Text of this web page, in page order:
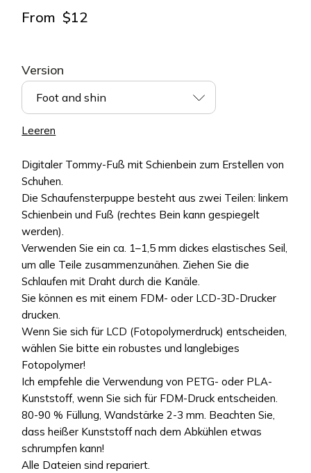
From$12
Version
Foot and shin
Leeren
Digitaler Tommy-Fuß mit Schienbein zum Erstellen von
Schuhen.
Die Schaufensterpuppe besteht aus zwei Teilen: linkem
Schienbein und Fuß (rechtes Bein kann gespiegelt
werden).
Verwenden Sie ein ca. 1–1,5 mm dickes elastisches Seil,
um alle Teile zusammenzunähen. Ziehen Sie die
Schlaufen mit Draht durch die Kanäle.
Sie können es mit einem FDM- oder LCD-3D-Drucker
drucken.
Wenn Sie sich für LCD (Fotopolymerdruck) entscheiden,
wählen Sie bitte ein robustes und langlebiges
Fotopolymer!
Ich empfehle die Verwendung von PETG- oder PLA-
Kunststoff, wenn Sie sich für FDM-Druck entscheiden.
80-90 % Füllung, Wandstärke 2-3 mm. Beachten Sie,
dass heißer Kunststoff nach dem Abkühlen etwas
schrumpfen kann!
Alle Dateien sind repariert.